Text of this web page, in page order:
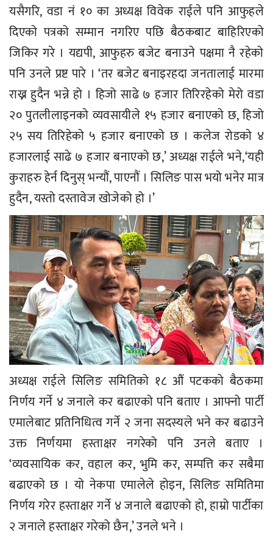
यसैगरि, वडा नं १० का अध्यक्ष विवेक राईले पनि आफुहले
दिएको पत्रको सम्मान नगरिए पछि बैठकबाट बाहिरिएको
जिकिर गरे । यद्यपी, आफुहरु बजेट बनाउने पक्षमा नै रहेको
पनि उनले प्रष्ट पारे । ‘तर बजेट बनाइरहदा जनतालाई मारमा
राख्न हुदैन भन्ने हो । हिजो साढे ७ हजार तिरिरहेको मेरो वडा
२० पुतलीलाइनको व्यवसायीले १५ हजार बनाएको छ, हिजो
२५ सय तिरिहेको ५ हजार बनाएको छ । कलेज रोडको ४
हजारलाई साढे ७ हजार बनाएको छ,’ अध्यक्ष राईले भने,‘यही
कुराहरु हेर्न दिनुस् भन्यौं, पाएनौं । सिलिङ पास भयो भनेर मात्र
हुदैन, यस्तो दस्तावेज खोजेको हो ।’
अध्यक्ष राईले सिलिङ समितिको १८ औं पटकको बैठकमा
निर्णय गर्ने ४ जनाले कर बढाएको पनि बताए । आफ्नो पार्टी
एमालेबाट प्रतिनिधित्व गर्ने २ जना सदस्यले भने कर बढाउने
उक्त निर्णयमा हस्ताक्षर नगरेको पनि उनले बताए ।
‘व्यवसायिक कर, वहाल कर, भुमि कर, सम्पत्ति कर सबैमा
बढाएको छ । यो नेकपा एमालेले होइन, सिलिङ समितिमा
निर्णय गरेर हस्ताक्षर गर्ने ४ जनाले बढाएको हो, हाम्रो पार्टीका
२ जनाले हस्ताक्षर गरेको छैन,’ उनले भने ।